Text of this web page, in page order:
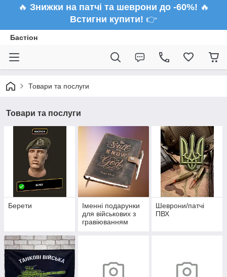
🔥 Знижки на патчі та шеврони до -60%! 🔥
Встигни купити! 👉
Бастіон
Товари та послуги
Товари та послуги
Берети
Іменні подарунки
для військових з
гравіюванням
Шеврони/патчі
ПВХ